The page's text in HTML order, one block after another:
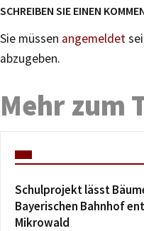
SCHREIBEN SIE EINEN
Sie müssen angemeldet
abzugeben.
Mehr zum
Schulprojekt lässt
Bayerischen Bahnhof
Mikrowald